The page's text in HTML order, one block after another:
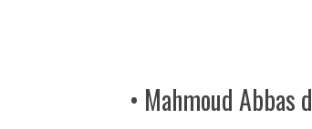
• Mahmoud Abbas